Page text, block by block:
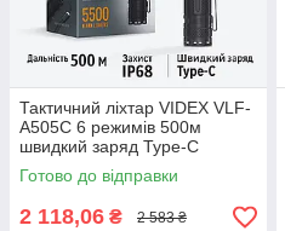
Тактичний ліхтар VIDEX VLF-
A505C 6 режимів 500м
швидкий заряд Type-C
водозахист алюміній
Готово до відправки
2 118,06 ₴ 2 583 ₴